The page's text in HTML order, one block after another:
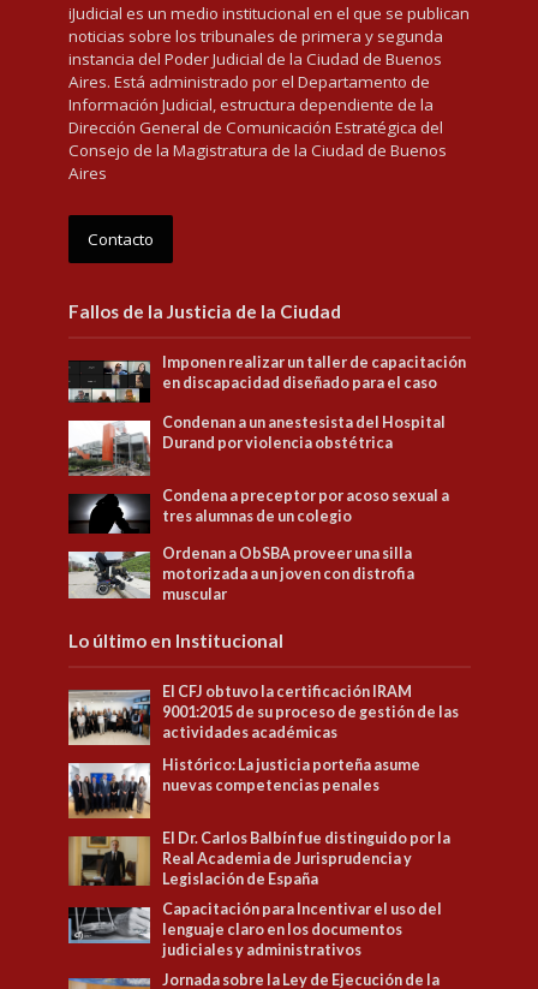
iJudicial es un medio institucional en el que se publican
noticias sobre los tribunales de primera y segunda
instancia del Poder Judicial de la Ciudad de Buenos
Aires. Está administrado por el Departamento de
Información Judicial, estructura dependiente de la
Dirección General de Comunicación Estratégica del
Consejo de la Magistratura de la Ciudad de Buenos
Aires
Contacto
Fallos de la Justicia de la Ciudad
Imponen realizar un taller de capacitación
en discapacidad diseñado para el caso
Condenan a un anestesista del Hospital
Durand por violencia obstétrica
Condena a preceptor por acoso sexual a
tres alumnas de un colegio
Ordenan a ObSBA proveer una silla
motorizada a un joven con distrofia
muscular
Lo último en Institucional
El CFJ obtuvo la certificación IRAM
9001:2015 de su proceso de gestión de las
actividades académicas
Histórico: La justicia porteña asume
nuevas competencias penales
El Dr. Carlos Balbín fue distinguido por la
Real Academia de Jurisprudencia y
Legislación de España
Capacitación para Incentivar el uso del
lenguaje claro en los documentos
judiciales y administrativos
Jornada sobre la Ley de Ejecución de la